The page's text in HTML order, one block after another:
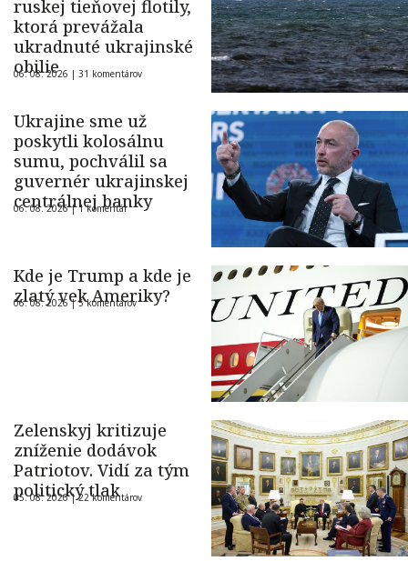
ruskej tieňovej flotily,
ktorá prevážala
ukradnuté ukrajinské
obilie
06. 08. 2026 | 31 komentárov
Ukrajine sme už
poskytli kolosálnu
sumu, pochválil sa
guvernér ukrajinskej
centrálnej banky
06. 08. 2026 |1 komentár
Kde je Trump a kde je
zlatý vek Ameriky?
06. 08. 2026 |5 komentárov
Zelenskyj kritizuje
zníženie dodávok
Patriotov. Vidí za tým
politický tlak
05. 08. 2026 |22 komentárov